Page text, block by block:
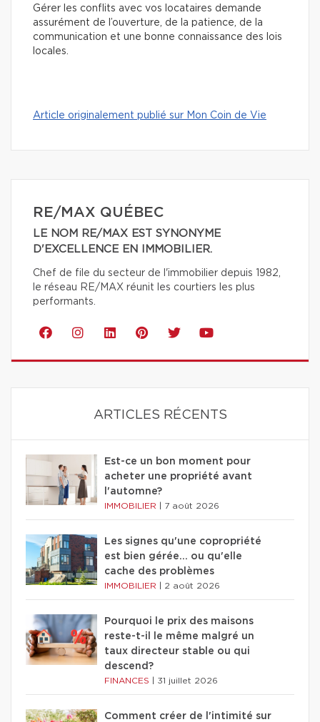
Gérer les conflits avec vos locataires demande
assurément de l’ouverture, de la patience, de la
communication et une bonne connaissance des lois
locales.
Article originalement publié sur Mon Coin de Vie
RE/MAX QUÉBEC
LE NOM RE/MAX EST SYNONYME
D'EXCELLENCE EN IMMOBILIER.
Chef de file du secteur de l'immobilier depuis 1982,
le réseau RE/MAX réunit les courtiers les plus
performants.
ARTICLES RÉCENTS
Est-ce un bon moment pour
acheter une propriété avant
l'automne?
IMMOBILIER 7 août 2026
Les signes qu'une copropriété
est bien gérée… ou qu'elle
cache des problèmes
IMMOBILIER 2 août 2026
Pourquoi le prix des maisons
reste-t-il le même malgré un
taux directeur stable ou qui
descend?
FINANCES 31 juillet 2026
Comment créer de l'intimité sur